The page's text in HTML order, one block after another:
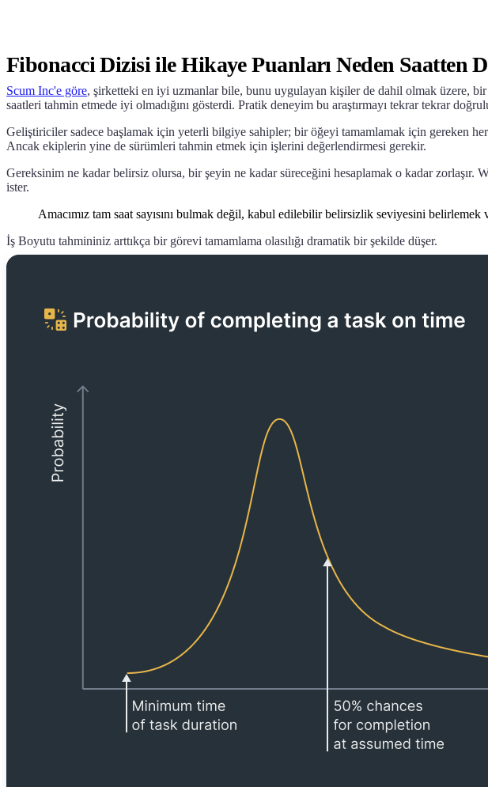
Fibonacci Dizisi ile Hikaye Puanları Neden Saatten
Scum Inc'e göre, şirketteki en iyi uzmanlar bile, bunu uygulayan kişiler de dahil olmak üzere,
saatleri tahmin etmede iyi olmadığını gösterdi. Pratik deneyim bu araştırmayı tekrar tekrar
Geliştiriciler sadece başlamak için yeterli bilgiye sahipler; bir öğeyi tamamlamak için gereken
Ancak ekiplerin yine de sürümleri tahmin etmek için işlerini değerlendirmesi gerekir.
Gereksinim ne kadar belirsiz olursa, bir şeyin ne kadar süreceğini hesaplamak o kadar
ister.
Amacımız tam saat sayısını bulmak değil, kabul edilebilir belirsizlik seviyesini
İş Boyutu tahmininiz arttıkça bir görevi tamamlama olasılığı dramatik bir şekilde düşer.